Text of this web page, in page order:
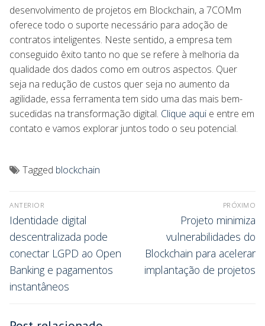
desenvolvimento de projetos em Blockchain, a 7COMm
oferece todo o suporte necessário para adoção de
contratos inteligentes. Neste sentido, a empresa tem
conseguido êxito tanto no que se refere à melhoria da
qualidade dos dados como em outros aspectos. Quer
seja na redução de custos quer seja no aumento da
agilidade, essa ferramenta tem sido uma das mais bem-
sucedidas na transformação digital. Clique aqui e entre em
contato e vamos explorar juntos todo o seu potencial.
Tagged blockchain
ANTERIOR
Identidade digital
descentralizada pode
conectar LGPD ao Open
Banking e pagamentos
instantâneos
PRÓXIMO
Projeto minimiza
vulnerabilidades do
Blockchain para acelerar
implantação de projetos